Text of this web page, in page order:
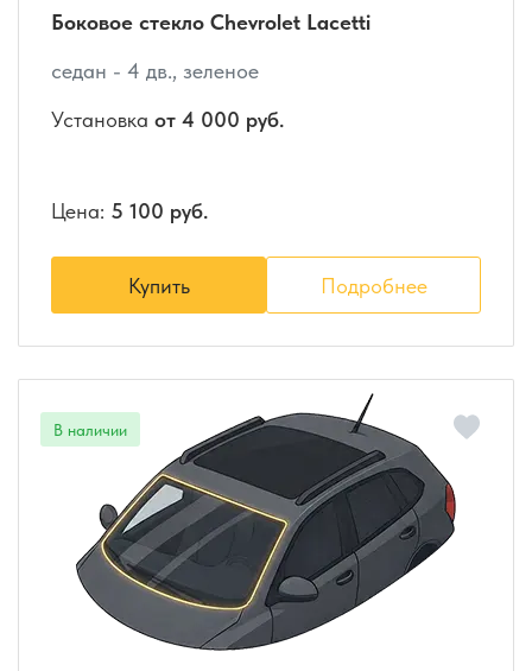
Боковое стекло Chevrolet Lacetti
седан - 4 дв., зеленое
Установка от 4 000 руб.
Цена: 5 100 руб.
Купить Подробнее